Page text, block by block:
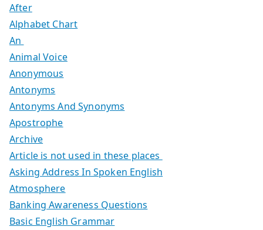
After
Alphabet Chart
An
Animal Voice
Anonymous
Antonyms
Antonyms And Synonyms
Apostrophe
Archive
Article is not used in these places
Asking Address In Spoken English
Atmosphere
Banking Awareness Questions
Basic English Grammar